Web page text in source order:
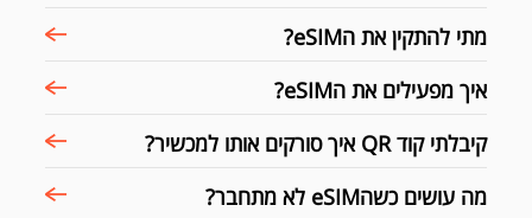
מתי להתקין את הeSIM?
איך מפעילים את הeSIM?
קיבלתי קוד QR איך סורקים אותו למכשיר?
מה עושים כשהeSIM לא מתחבר?